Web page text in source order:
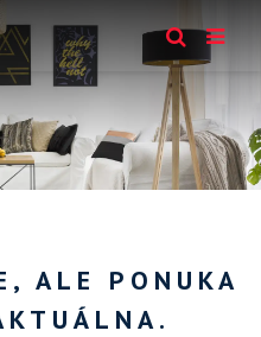
ALE PONUKA